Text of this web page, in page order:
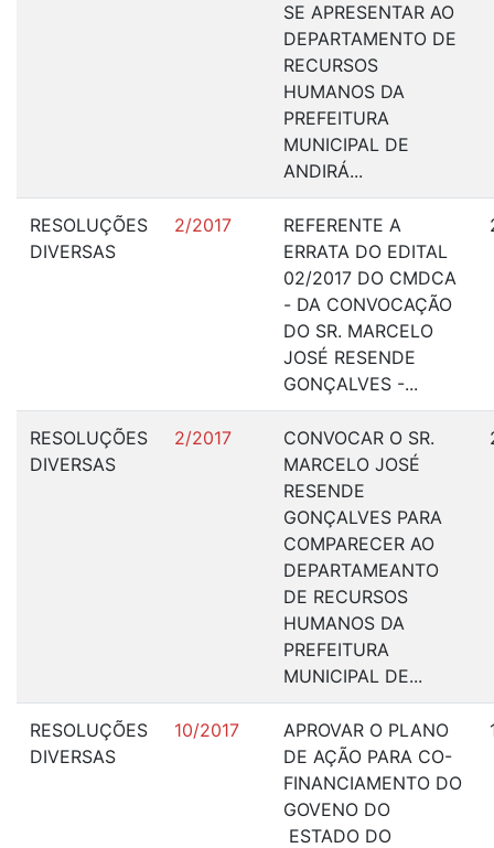
SE APRESENTAR AO
DEPARTAMENTO DE
RECURSOS
HUMANOS DA
PREFEITURA
MUNICIPAL DE
ANDIRÁ...
RESOLUÇÕES
DIVERSAS
2/2017
REFERENTE A
ERRATA DO EDITAL
02/2017 DO CMDCA
- DA CONVOCAÇÃO
DO SR. MARCELO
JOSÉ RESENDE
GONÇALVES -...
RESOLUÇÕES
DIVERSAS
2/2017
CONVOCAR O SR.
MARCELO JOSÉ
RESENDE
GONÇALVES PARA
COMPARECER AO
DEPARTAMEANTO
DE RECURSOS
HUMANOS DA
PREFEITURA
MUNICIPAL DE...
RESOLUÇÕES
DIVERSAS
10/2017
APROVAR O PLANO
DE AÇÃO PARA CO-
FINANCIAMENTO DO
GOVENO DO
ESTADO DO